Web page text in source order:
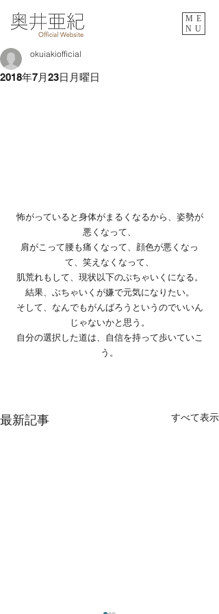
ME
NU
2018年7月23日月曜日
okuiakiofficial
怖がっていると身体がまるくなるから、姿勢が
悪くなって、
肩がこって腰も痛くなって、顔色が悪くなっ
て、笑えなくなって、
肌荒れもして、現状以下のぶちゃいくになる。
結果、ぶちゃいくが嫌で元気になりたい。
そして、なんでもがんばろうというのでいいん
じゃないかと思う。
自分の選択した道は、自信を持って歩いていこ
う。
最新記事 すべて表示